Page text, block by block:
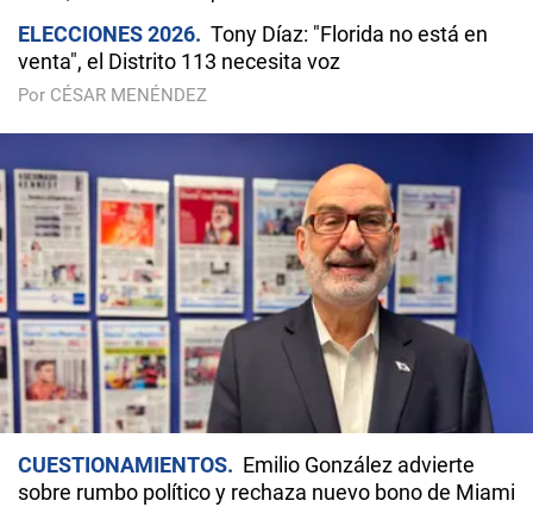
ELECCIONES 2026
Tony Díaz: "Florida no está en
venta", el Distrito 113 necesita voz
Por CÉSAR MENÉNDEZ
CUESTIONAMIENTOS
Emilio González advierte
sobre rumbo político y rechaza nuevo bono de Miami